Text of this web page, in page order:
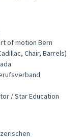
of motion Bern
Chair, Barrels)
/ Star Education